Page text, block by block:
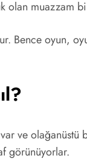
olan muazzam
Bence oyun,
ve olağanüstü
görünüyorlar.